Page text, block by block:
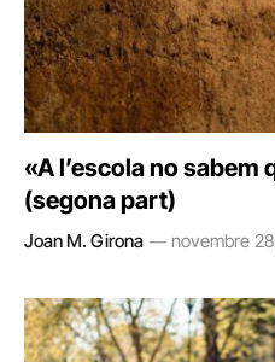
«A l’escola no sabem
(segona part)
Joan M. Girona novembre